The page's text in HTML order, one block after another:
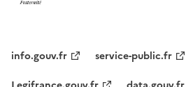
info.gouv.fr
service-public.fr